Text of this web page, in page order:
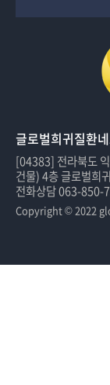
글로벌희귀질환
[04383] 전라북도
건물) 4층 글로벌희
전화상담 063-850-
Copyright © 2022